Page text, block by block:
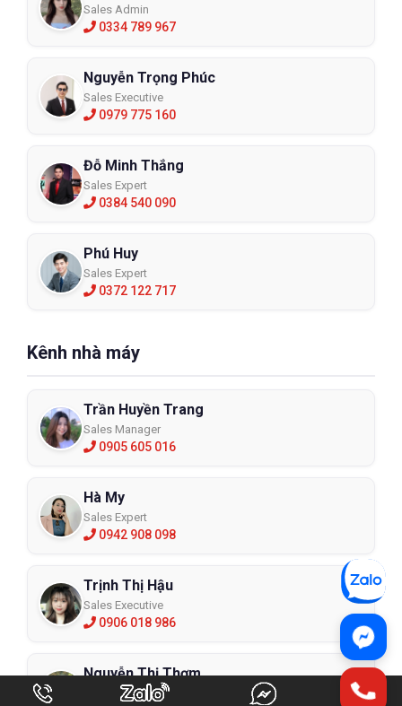
Sales Admin
0334 789 967
Nguyễn Trọng Phúc
Sales Executive
0979 775 160
Đỗ Minh Thắng
Sales Expert
0384 540 090
Phú Huy
Sales Expert
0372 122 717
Kênh nhà máy
Trần Huyền Trang
Sales Manager
0905 605 016
Hà My
Sales Expert
0942 908 098
Trịnh Thị Hậu
Sales Executive
0906 018 986
Nguyễn Thị Thơm
Sales Expert